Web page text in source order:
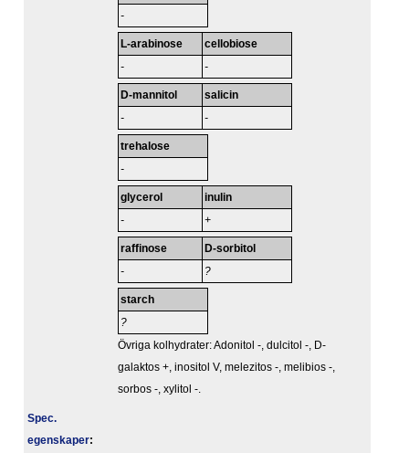
-
L-arabinose
-
cellobiose
-
D-mannitol
-
salicin
-
trehalose
-
glycerol
-
inulin
+
raffinose
-
D-sorbitol
?
starch
?
Övriga kolhydrater: Adonitol -, dulcitol -, D-
galaktos +, inositol V, melezitos -, melibios -,
sorbos -, xylitol -.
Spec.
egenskaper: